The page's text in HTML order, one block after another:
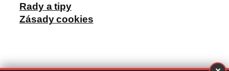
Rady a tipy
Zásady cookies